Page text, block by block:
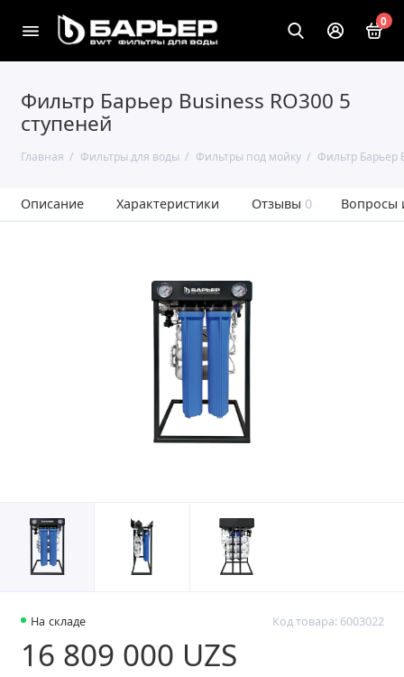
0
Фильтр Барьер Business RO300 5
ступеней
Главная Фильтры для воды Фильтры под мойку Фильтр Барьер
Описание Характеристики Отзывы 0 Вопросы
На складе Код товара: 6003022
16 809 000 UZS